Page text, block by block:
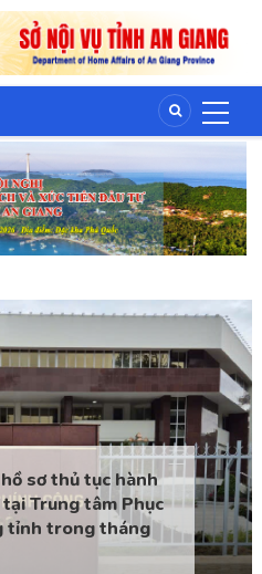
sơ thủ tục hành
Trung tâm Phục
tỉnh trong tháng